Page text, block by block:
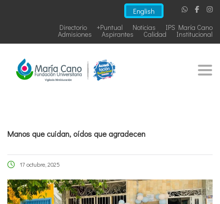
English
IPS María Cano
Noticias
+Puntual
Directorio
Institucional
Calidad
Aspirantes
Admisiones
Manos que cuidan, oídos que agradecen
17 octubre, 2025